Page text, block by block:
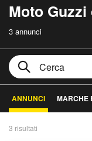
Moto
3 annunci
ANNUNCI MARCHE
3 risultati